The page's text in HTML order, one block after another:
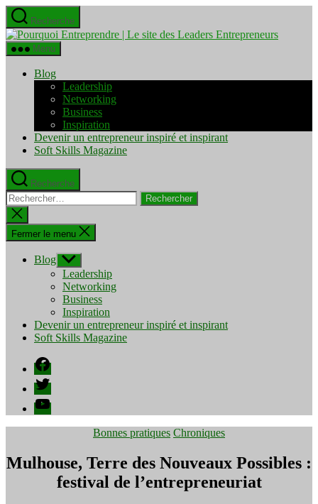
Aller
au
contenu
Recherche
Pourquoi
Menu
Blog
Leadership
Networking
Business
Inspiration
Devenir un entrepreneur inspiré et inspirant
Soft Skills Magazine
Recherche
Rechercher :
Fermer
la
recherche
Fermer le menu
Blog Afficher
le
sous-
menu
Leadership
Networking
Business
Inspiration
Devenir un entrepreneur inspiré et inspirant
Soft Skills Magazine
Facebook
Twitter
YouTube
Catégories
Bonnes pratiques Chroniques
Mulhouse, Terre des Nouveaux Possibles :
festival de l’entrepreneuriat